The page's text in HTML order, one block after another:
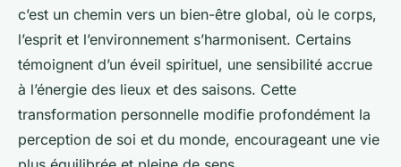
c’est un chemin vers un bien-être global, où le corps,
l’esprit et l’environnement s’harmonisent. Certains
témoignent d’un éveil spirituel, une sensibilité accrue
à l’énergie des lieux et des saisons. Cette
transformation personnelle modifie profondément la
perception de soi et du monde, encourageant une vie